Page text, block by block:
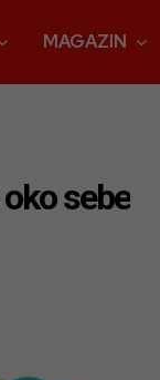
MAGAZIN
sebe